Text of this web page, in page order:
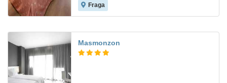
Fraga
Masmonzon